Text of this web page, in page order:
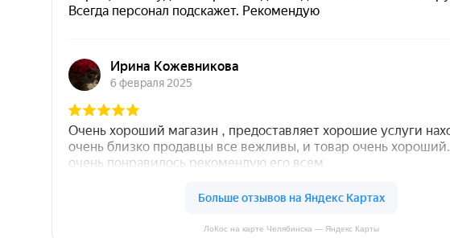
ЛоКос на карте Челябинска — Яндекс Карты